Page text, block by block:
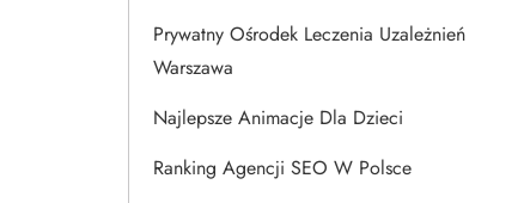
Prywatny Ośrodek Leczenia Uzależnień
Warszawa
Najlepsze Animacje Dla Dzieci
Ranking Agencji SEO W Polsce